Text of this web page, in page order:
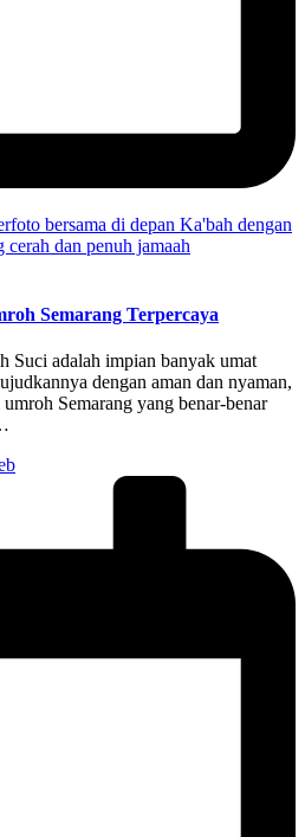
Semarang Terpercaya
Suci adalah impian banyak umat
dengan aman dan nyaman,
Semarang yang benar-benar